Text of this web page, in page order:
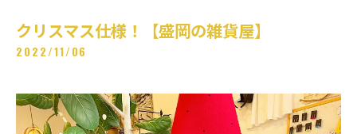
クリスマス仕様！【盛岡の雑貨屋】
2022/11/06